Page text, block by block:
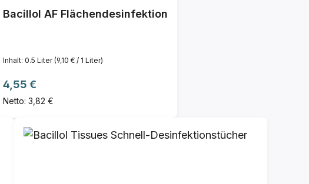
Bacillol AF Flächendesinfektion
Inhalt: 0.5 Liter(9,10 € / 1 Liter)
Regulärer Preis:
4,55 €
Netto: 3,82 €